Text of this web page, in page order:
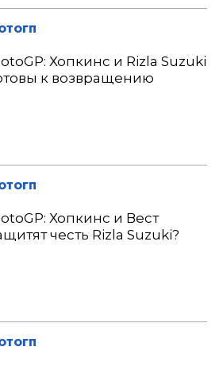
Хопкинс и Rizla Suzuki
к возвращению
Хопкинс и Вест
честь Rizla Suzuki?